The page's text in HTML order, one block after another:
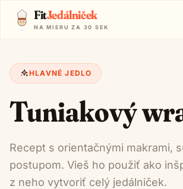
FitJedálniček
NA MIERU ZA 30 SEK
HLAVNÉ JEDLO
Tuniakový
Recept s orientačnými makrami,
postupom. Vieš ho použiť ako
z neho vytvoriť celý jedálniček.